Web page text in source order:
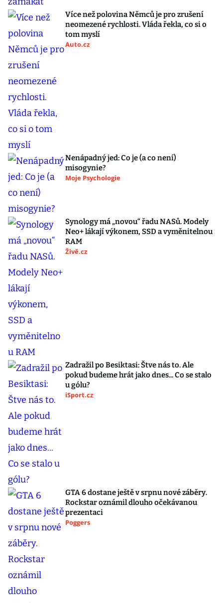
Více než polovina Němců je pro zrušení
neomezené rychlosti. Vláda řekla, co si o
tom myslí
Auto.cz
Nenápadný jed: Co je (a co není)
misogynie?
Moje Psychologie
Synology má „novou“ řadu NASů. Modely
Neo+ lákají výkonem, SSD a vyměnitelnou
RAM
Živě.cz
Zadražil po Besiktasi: Štve nás to. Ale
pokud budeme hrát jako dnes... Co se stalo
u gólu?
iSport.cz
GTA 6 dostane ještě v srpnu nové záběry.
Rockstar oznámil dlouho očekávanou
prezentaci
Poggers